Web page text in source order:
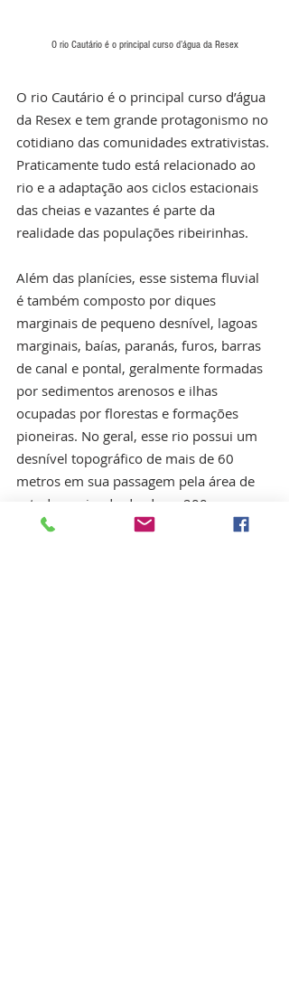
O rio Cautário é o principal curso d’água da Resex
O rio Cautário é o principal curso d’água
da Resex e tem grande protagonismo no
cotidiano das comunidades extrativistas.
Praticamente tudo está relacionado ao
rio e a adaptação aos ciclos estacionais
das cheias e vazantes é parte da
realidade das populações ribeirinhas.
Além das planícies, esse sistema fluvial
é também composto por diques
marginais de pequeno desnível, lagoas
marginais, baías, paranás, furos, barras
de canal e pontal, geralmente formadas
por sedimentos arenosos e ilhas
ocupadas por florestas e formações
pioneiras. No geral, esse rio possui um
desnível topográfico de mais de 60
metros em sua passagem pela área de
estudo, variando desde os 200 e poucos
metros, ao atravessar a Serra dos